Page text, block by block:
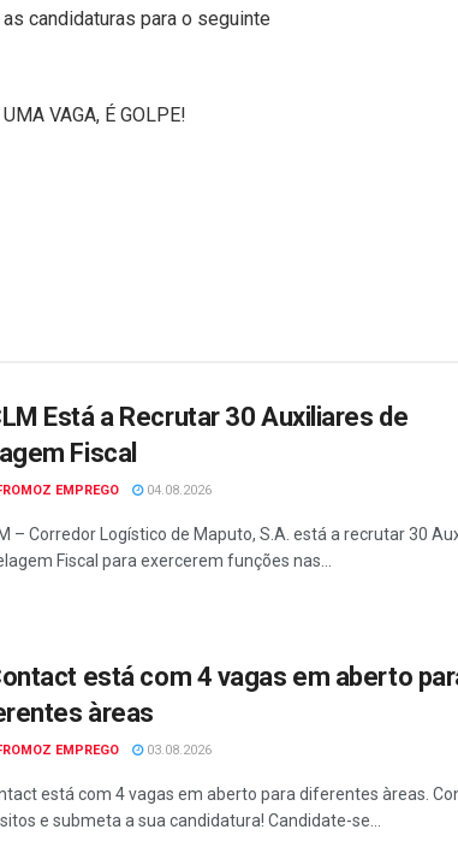
candidaturas para o seguinte
VAGA, É GOLPE!
Está a Recrutar 30 Auxiliares de
Fiscal
EMPREGO 04.08.2026
– Corredor Logístico de Maputo, S.A. está a recrutar 30
Fiscal para exercerem funções nas...
está com 4 vagas em aberto
àreas
EMPREGO 03.08.2026
está com 4 vagas em aberto para diferentes àreas.
e submeta a sua candidatura! Candidate-se...